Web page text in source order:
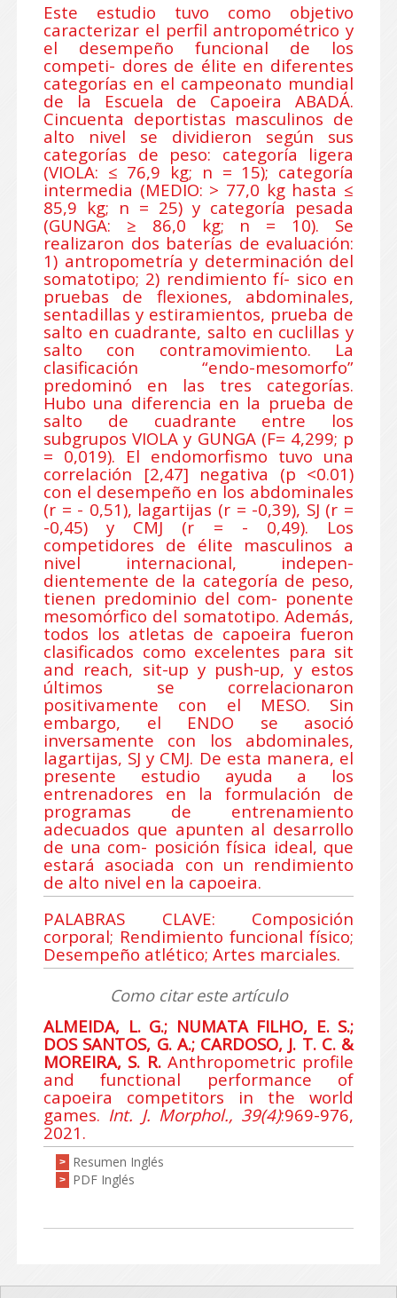
Este estudio tuvo como objetivo
caracterizar el perfil antropométrico y
el desempeño funcional de los
competi- dores de élite en diferentes
categorías en el campeonato mundial
de la Escuela de Capoeira ABADÁ.
Cincuenta deportistas masculinos de
alto nivel se dividieron según sus
categorías de peso: categoría ligera
(VIOLA: ≤ 76,9 kg; n = 15); categoría
intermedia (MEDIO: > 77,0 kg hasta ≤
85,9 kg; n = 25) y categoría pesada
(GUNGA: ≥ 86,0 kg; n = 10). Se
realizaron dos baterías de evaluación:
1) antropometría y determinación del
somatotipo; 2) rendimiento fí- sico en
pruebas de flexiones, abdominales,
sentadillas y estiramientos, prueba de
salto en cuadrante, salto en cuclillas y
salto con contramovimiento. La
clasificación “endo-mesomorfo”
predominó en las tres categorías.
Hubo una diferencia en la prueba de
salto de cuadrante entre los
subgrupos VIOLA y GUNGA (F= 4,299; p
= 0,019). El endomorfismo tuvo una
correlación [2,47] negativa (p <0.01)
con el desempeño en los abdominales
(r = - 0,51), lagartijas (r = -0,39), SJ (r =
-0,45) y CMJ (r = - 0,49). Los
competidores de élite masculinos a
nivel internacional, indepen-
dientemente de la categoría de peso,
tienen predominio del com- ponente
mesomórfico del somatotipo. Además,
todos los atletas de capoeira fueron
clasificados como excelentes para sit
and reach, sit-up y push-up, y estos
últimos se correlacionaron
positivamente con el MESO. Sin
embargo, el ENDO se asoció
inversamente con los abdominales,
lagartijas, SJ y CMJ. De esta manera, el
presente estudio ayuda a los
entrenadores en la formulación de
programas de entrenamiento
adecuados que apunten al desarrollo
de una com- posición física ideal, que
estará asociada con un rendimiento
de alto nivel en la capoeira.
PALABRAS CLAVE: Composición
corporal; Rendimiento funcional físico;
Desempeño atlético; Artes marciales.
Como citar este artículo
ALMEIDA, L. G.; NUMATA FILHO, E. S.;
DOS SANTOS, G. A.; CARDOSO, J. T. C. &
MOREIRA, S. R.Anthropometric profile
and functional performance of
capoeira competitors in the world
games. Int. J. Morphol., 39(4):969-976,
2021.
> Resumen Inglés
> PDF Inglés